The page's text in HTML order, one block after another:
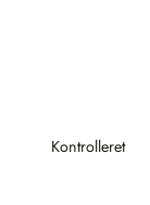
Kontrolleret